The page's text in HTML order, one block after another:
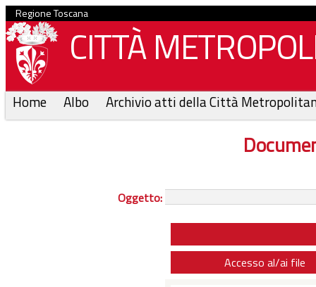
Regione Toscana
CITTÀ
Home Albo Archivio atti della Città
Oggetto:
Accesso al/ai file